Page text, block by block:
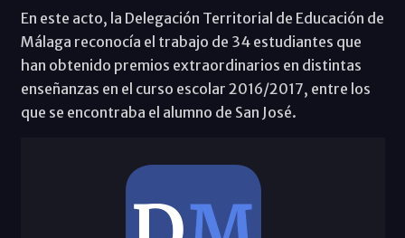
En este acto, la Delegación Territorial de Educación de
Málaga reconocía el trabajo de 34 estudiantes que
han obtenido premios extraordinarios en distintas
enseñanzas en el curso escolar 2016/2017, entre los
que se encontraba el alumno de San José.